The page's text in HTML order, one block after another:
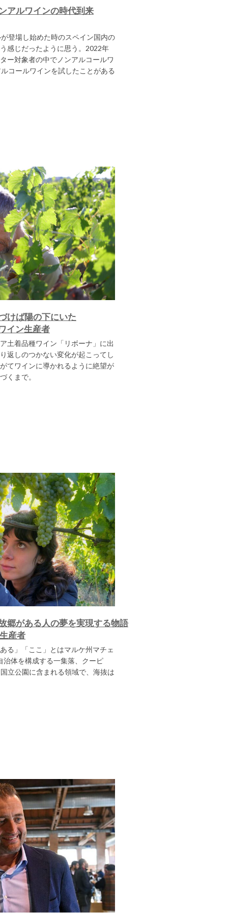
アルワインの時代到来
登場し始めた時のスペイン国内の
感じだったように思う。2022年
ー対象者の中でノンアルコールワ
コールワインを試したことがある
けば陽の下にいた
イン生産者
土着品種ワイン「リボーナ」に出
返しのつかない変化が起こってし
てワインに導かれるように絶望が
くまで。
がある人の夢を実現する物語
産者
る」「ここ」とはマルケ州マチェ
体を構成する一集落、クーピ
立公園に含まれる領域で、海抜は